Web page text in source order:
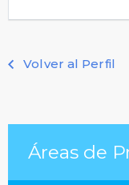
Volver al Perfil
Áreas de